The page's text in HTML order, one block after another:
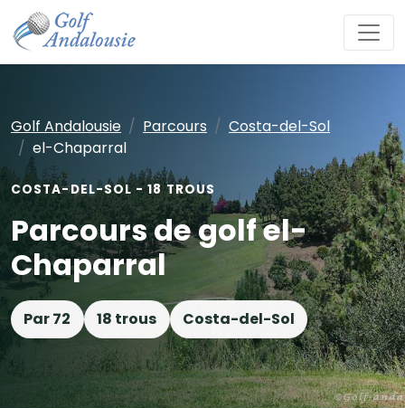
Golf Andalousie Parcours
Costa-del-Sol
el-Chaparral
COSTA-DEL-SOL - 18 TROUS
Parcours de golf el-
Chaparral
Par 72 18 trous Costa-del-Sol